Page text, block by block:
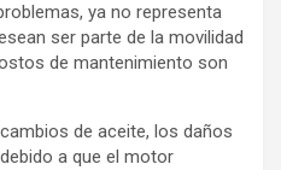
ya no representa
ser parte de la movilidad
de mantenimiento son
de aceite, los daños
a que el motor